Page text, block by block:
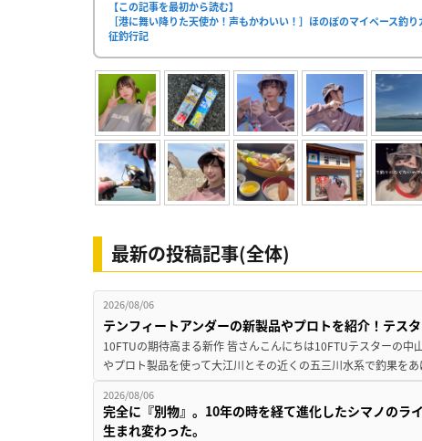
【この記事を最初から読む】
［港に舞い降りた天使か！声もかわいい！］ほのぼのマイペース釣
征釣行記
最新の投稿記事(全体)
2026/08/06
テンフィートアンダーの新製品やプロトを紹介！テス
10FTUの期待高まる新作 皆さんこんにちは10FTUテスターの中
やプロト製品を使って大江川とその近くの五三川水系で釣果を
2026/08/06
完全に『別物』。10年の時を経て進化したシマノのラ
生まれ変わった。